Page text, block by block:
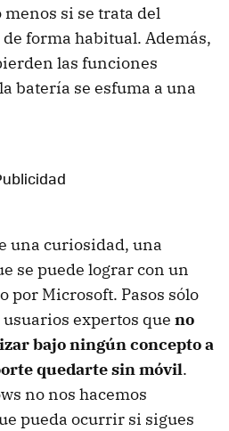
si se trata del
forma habitual. Además,
las funciones
batería se esfuma a una
una curiosidad, una
se puede lograr con un
por Microsoft. Pasos sólo
expertos que no
bajo ningún concepto a
quedarte sin móvil.
no nos hacemos
pueda ocurrir si sigues